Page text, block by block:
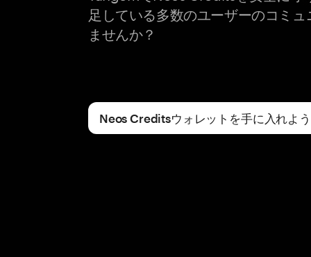
足している多数のユーザーのコミ
ませんか？
Neos Creditsウォレットを手に入れよう